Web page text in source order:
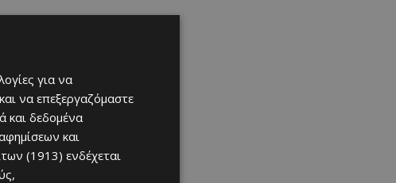
μια
για να
να επεξεργαζόμαστε
και δεδομένα
και
(1913) ενδέχεται